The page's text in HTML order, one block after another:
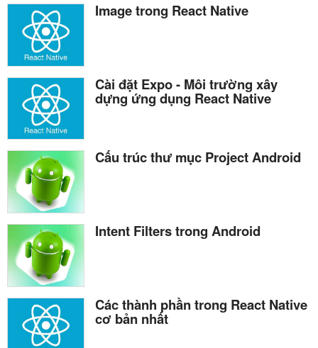
Image trong React Native
Cài đặt Expo - Môi trường xây
dựng ứng dụng React Native
Cấu trúc thư mục Project Android
Intent Filters trong Android
Các thành phần trong React Native
cơ bản nhất